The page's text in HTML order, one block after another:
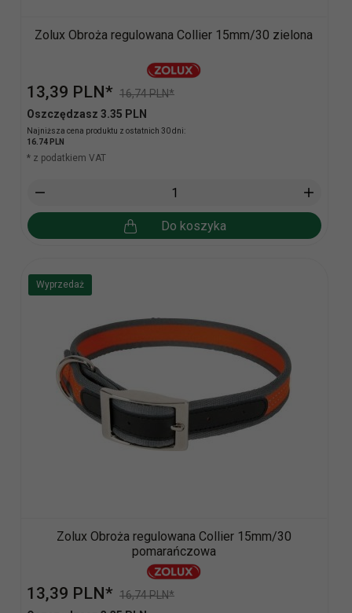
Zolux Obroża regulowana Collier 15mm/30 zielona
13,39 PLN* 16,74 PLN*
Oszczędzasz 3.35 PLN
Najniższa cena produktu z ostatnich 30 dni:
16.74 PLN
* z podatkiem VAT
Do koszyka
Wyprzedaż
Zolux Obroża regulowana Collier 15mm/30
pomarańczowa
13,39 PLN* 16,74 PLN*